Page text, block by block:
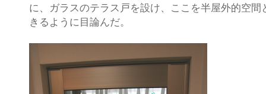
に、ガラスのテラス戸を設け、ここを半屋外的空間
きるように目論んだ。